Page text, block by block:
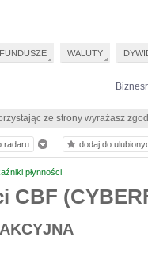
ze strony wyrażasz
płynności
CBF
radaru dodaj do
FUNDUSZE WALUTY